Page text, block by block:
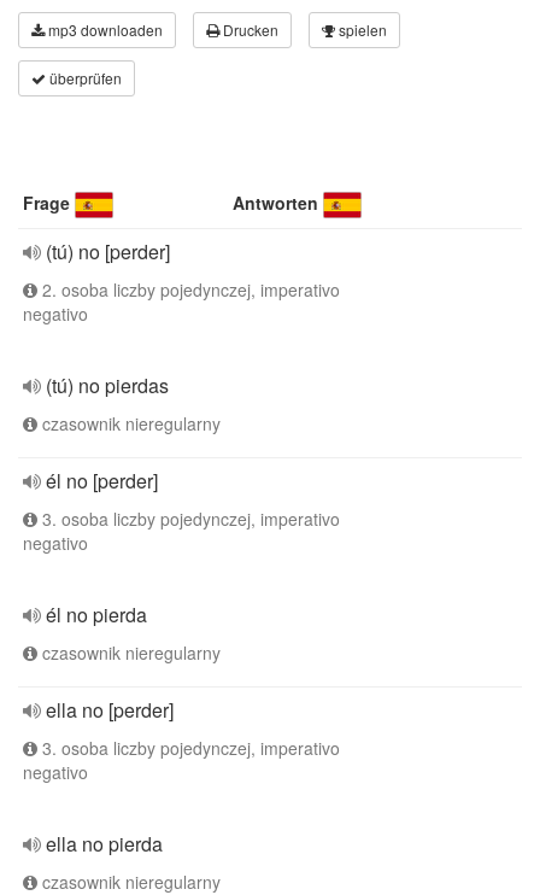
mp3 downloaden Drucken spielen
überprüfen
Frage Antworten
(tú) no [perder]
2. osoba liczby pojedynczej, imperativo
negativo
(tú) no pierdas
czasownik nieregularny
él no [perder]
3. osoba liczby pojedynczej, imperativo
negativo
él no pierda
czasownik nieregularny
ella no [perder]
3. osoba liczby pojedynczej, imperativo
negativo
ella no pierda
czasownik nieregularny